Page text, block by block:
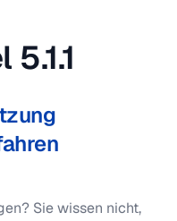
5.1.1
Sie wissen nicht,